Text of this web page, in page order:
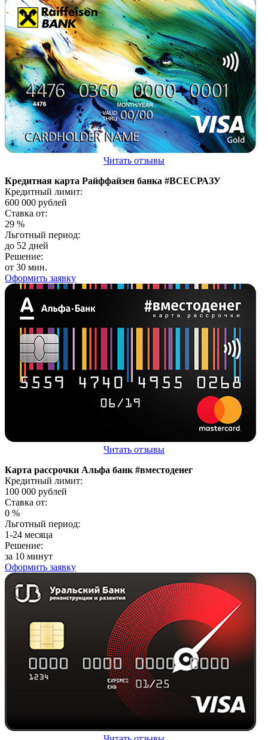
Читать отзывы
Кредитная карта Райффайзен банка #ВСЕСРАЗУ
Кредитный лимит:
600 000 рублей
Ставка от:
29 %
Льготный период:
до 52 дней
Решение:
от 30 мин.
Оформить заявку
Читать отзывы
Карта рассрочки Альфа банк #вместоденег
Кредитный лимит:
100 000 рублей
Ставка от:
0 %
Льготный период:
1-24 месяца
Решение:
за 10 минут
Оформить заявку